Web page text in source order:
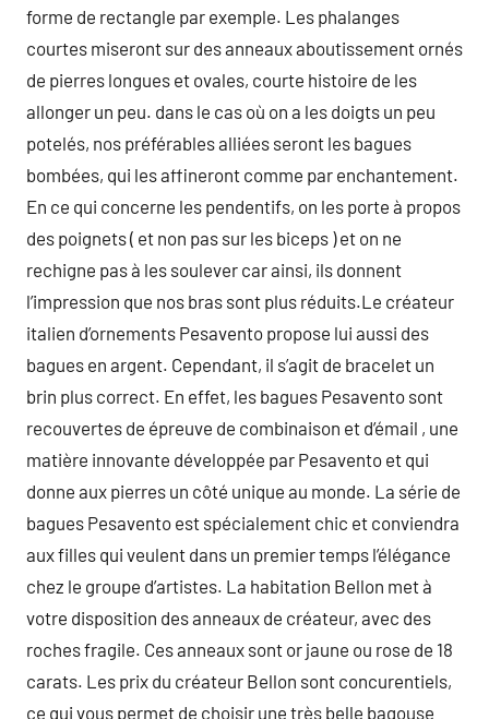
forme de rectangle par exemple. Les phalanges
courtes miseront sur des anneaux aboutissement ornés
de pierres longues et ovales, courte histoire de les
allonger un peu. dans le cas où on a les doigts un peu
potelés, nos préférables alliées seront les bagues
bombées, qui les affineront comme par enchantement.
En ce qui concerne les pendentifs, on les porte à propos
des poignets ( et non pas sur les biceps ) et on ne
rechigne pas à les soulever car ainsi, ils donnent
l’impression que nos bras sont plus réduits.Le créateur
italien d’ornements Pesavento propose lui aussi des
bagues en argent. Cependant, il s’agit de bracelet un
brin plus correct. En effet, les bagues Pesavento sont
recouvertes de épreuve de combinaison et d’émail , une
matière innovante développée par Pesavento et qui
donne aux pierres un côté unique au monde. La série de
bagues Pesavento est spécialement chic et conviendra
aux filles qui veulent dans un premier temps l’élégance
chez le groupe d’artistes. La habitation Bellon met à
votre disposition des anneaux de créateur, avec des
roches fragile. Ces anneaux sont or jaune ou rose de 18
carats. Les prix du créateur Bellon sont concurentiels,
ce qui vous permet de choisir une très belle bagouse